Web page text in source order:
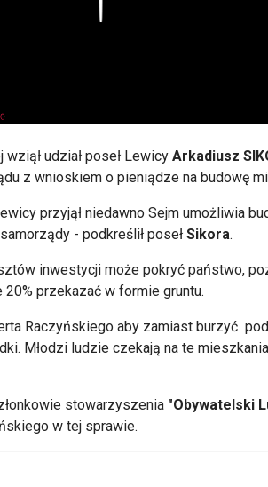
wziął udział poseł Lewicy Arkadiusz
z wnioskiem o pieniądze na budowę
przyjął niedawno Sejm umożliwia
- podkreślił poseł Sikora.
ów inwestycji może pokryć państwo,
20% przekazać w formie gruntu.
Raczyńskiego aby zamiast burzyć
Młodzi ludzie czekają na te
stowarzyszenia "Obywatelski
w tej sprawie.